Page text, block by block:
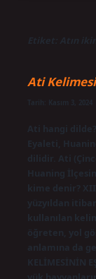
Etiket: Atın
Ati
Ati hangi
Eyaleti,
dilidir. Ati
Huaning
kime denir?
yüzyıldan
kullanılan
öğreten, yol
anlamına da
KELİMESİNİN